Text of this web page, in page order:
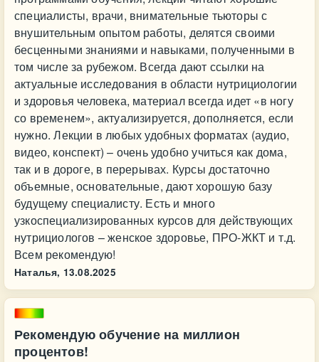
специалисты, врачи, внимательные тьюторы с
внушительным опытом работы, делятся своими
бесценными знаниями и навыками, полученными в
том числе за рубежом. Всегда дают ссылки на
актуальные исследования в области нутрициологии
и здоровья человека, материал всегда идет «в ногу
со временем», актуализируется, дополняется, если
нужно. Лекции в любых удобных форматах (аудио,
видео, конспект) – очень удобно учиться как дома,
так и в дороге, в перерывах. Курсы достаточно
объемные, основательные, дают хорошую базу
будущему специалисту. Есть и много
узкоспециализированных курсов для действующих
нутрициологов – женское здоровье, ПРО-ЖКТ и т.д.
Всем рекомендую!
Наталья, 13.08.2025
Рекомендую обучение на миллион
процентов!